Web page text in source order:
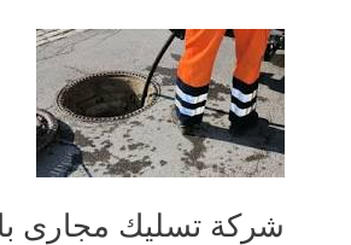
شركة تسليك مجارى بالرياض